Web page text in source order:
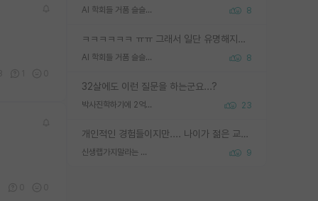
AI 학회들 거품 슬슬 지적이 나오네요 8
ㅋㅋㅋㅋㅋㅋ ㅠㅠ 그래서 일단 유명해지는게 중요한거같습니다
AI 학회들 거품 슬슬 지적이 나오네요 8
32살에도 이런 질문을 하는군요...?
박사진학하기에 2억은 괜찮은 (?) 정도의 경제력인가요 23
개인적인 경험들이지만.... 나이가 젊은 교수일수록 꼰대라는 가면을 쓴 채로 무례함을 행동하는 경우가 거의 90% 정도였음. 나이가 어린데 다른 또래들과 달리 명예, 권력, 재력까지 얻었으니 세상 다 가진 기분이겠지. 오히러 나이 든 교수들이 행동과 말을 더 조심하시더라.
신생랩가지말라는 이유가 있었구나 9